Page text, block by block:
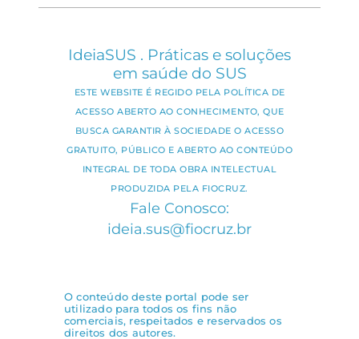
IdeiaSUS . Práticas e soluções
em saúde do SUS
ESTE WEBSITE É REGIDO PELA POLÍTICA DE
ACESSO ABERTO AO CONHECIMENTO, QUE
BUSCA GARANTIR À SOCIEDADE O ACESSO
GRATUITO, PÚBLICO E ABERTO AO CONTEÚDO
INTEGRAL DE TODA OBRA INTELECTUAL
PRODUZIDA PELA FIOCRUZ.
Fale Conosco:
ideia.sus@fiocruz.br
O conteúdo deste portal pode ser
utilizado para todos os fins não
comerciais, respeitados e reservados os
direitos dos autores.